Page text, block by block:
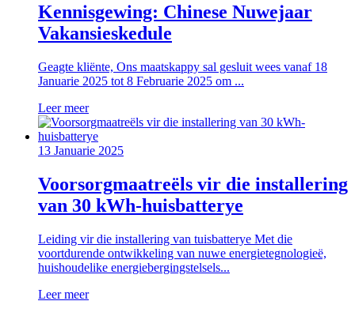
Kennisgewing: Chinese Nuwejaar
Vakansieskedule
Geagte kliënte, Ons maatskappy sal gesluit wees vanaf 18
Januarie 2025 tot 8 Februarie 2025 om ...
Leer meer
13 Januarie 2025
Voorsorgmaatreëls vir die installering
van 30 kWh-huisbatterye
Leiding vir die installering van tuisbatterye Met die
voortdurende ontwikkeling van nuwe energietegnologieë,
huishoudelike energiebergingstelsels...
Leer meer